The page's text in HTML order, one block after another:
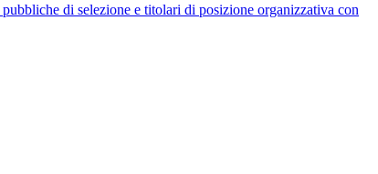
di selezione e titolari di posizione organizzativa con